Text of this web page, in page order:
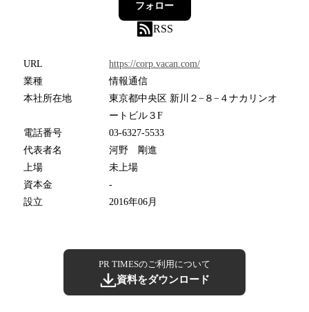
フォロー
RSS
URL
https://corp.vacan.com/
業種
情報通信
本社所在地
東京都中央区 新川２−８−４ナカリンオ
ートビル３F
電話番号
03-6327-5533
代表者名
河野 剛進
上場
未上場
資本金
-
設立
2016年06月
PR TIMESのご利用について
資料をダウンロード